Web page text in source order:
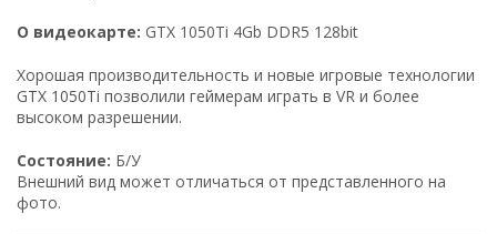
О видеокарте: GTX 1050Ti 4Gb DDR5 128bit
Хорошая производительность и новые игровые технологии
GTX 1050Ti позволили геймерам играть в VR и более
высоком разрешении.
Состояние: Б/У
Внешний вид может отличаться от представленного на
фото.